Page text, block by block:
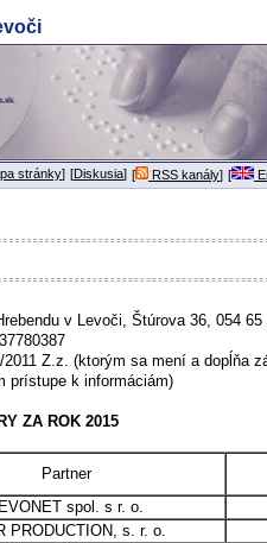
stránky] [Diskusia] [ RSS kanály] [
v Levoči, Štúrova 36, 054
37780387
Z.z. (ktorým sa mení a dopĺňa
prístupe k informáciám)
ZA ROK 2015
Partner
spol. s r. o.
PRODUCTION, s. r. o.